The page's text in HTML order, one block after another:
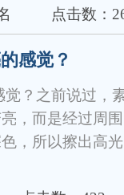
点击数：
感觉？
？之前说过，
，而是经过周
，所以擦出高